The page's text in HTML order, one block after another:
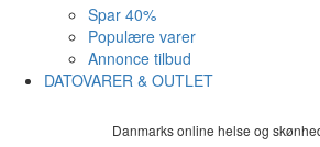
Spar 40%
Populære varer
Annonce tilbud
DATOVARER & OUTLET
Danmarks online helse og